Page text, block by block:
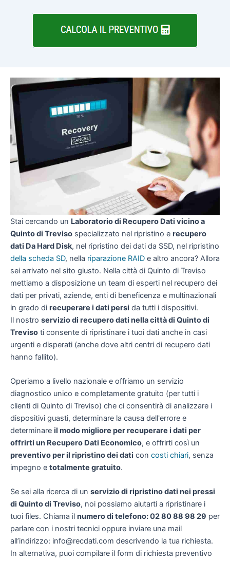
Stai cercando un Laboratorio di Recupero Dati vicino a
Quinto di Treviso specializzato nel ripristino e recupero
dati Da Hard Disk, nel ripristino dei dati da SSD, nel ripristino
della scheda SD, nella riparazione RAID e altro ancora? Allora
sei arrivato nel sito giusto. Nella città di Quinto di Treviso
mettiamo a disposizione un team di esperti nel recupero dei
dati per privati, aziende, enti di beneficenza e multinazionali
in grado di recuperare i dati persi da tutti i dispositivi.
Il nostro servizio di recupero dati nella città di Quinto di
Treviso ti consente di ripristinare i tuoi dati anche in casi
urgenti e disperati (anche dove altri centri di recupero dati
hanno fallito).
Operiamo a livello nazionale e offriamo un servizio
diagnostico unico e completamente gratuito (per tutti i
clienti di Quinto di Treviso) che ci consentirà di analizzare i
dispositivi guasti, determinare la causa dell'errore e
determinare il modo migliore per recuperare i dati per
offrirti un Recupero Dati Economico, e offrirti così un
preventivo per il ripristino dei dati con costi chiari, senza
impegno e totalmente gratuito.
Se sei alla ricerca di un servizio di ripristino dati nei pressi
di Quinto di Treviso, noi possiamo aiutarti a ripristinare i
tuoi files. Chiama il numero di telefono: 02 80 88 98 29 per
parlare con i nostri tecnici oppure inviare una mail
all’indirizzo: info@recdati.com descrivendo la tua richiesta.
In alternativa, puoi compilare il form di richiesta preventivo